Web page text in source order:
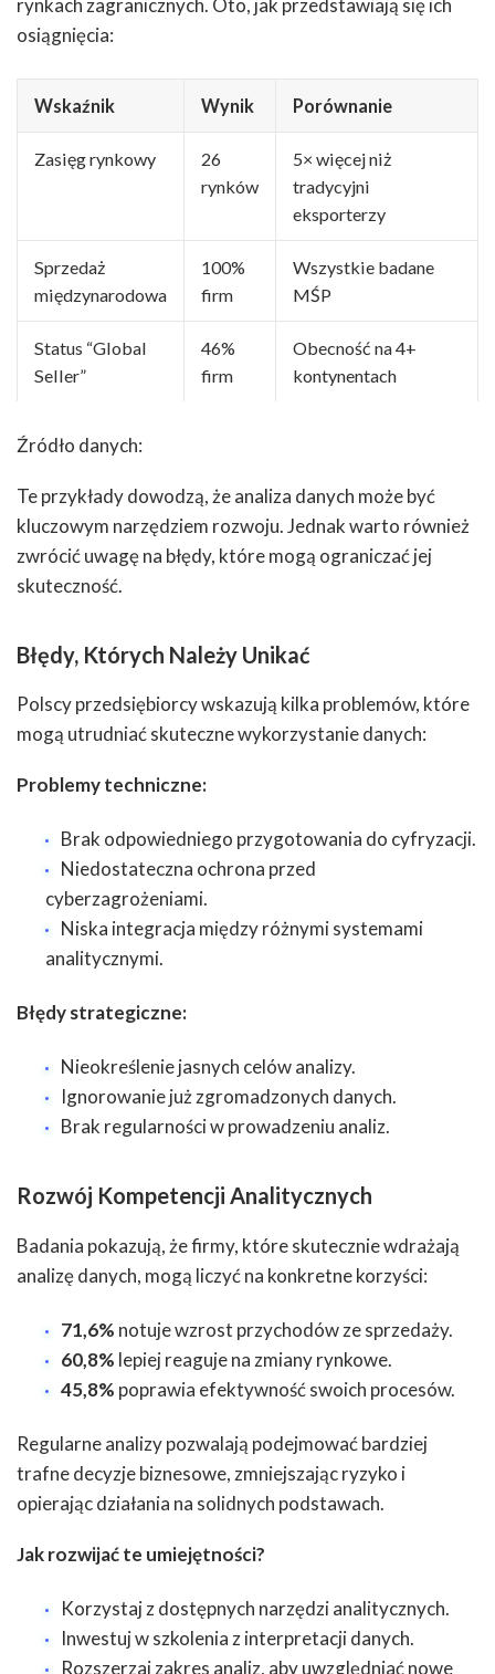
rynkach zagranicznych. Oto, jak przedstawiają się ich
osiągnięcia:
Wskaźnik Wynik Porównanie
Zasięg rynkowy
26
rynków
5× więcej niż
tradycyjni
eksporterzy
Sprzedaż
międzynarodowa
100%
firm
Wszystkie badane
MŚP
Status “Global
Seller”
46%
firm
Obecność na 4+
kontynentach
Źródło danych:
Te przykłady dowodzą, że analiza danych może być
kluczowym narzędziem rozwoju. Jednak warto również
zwrócić uwagę na błędy, które mogą ograniczać jej
skuteczność.
Błędy, Których Należy Unikać
Polscy przedsiębiorcy wskazują kilka problemów, które
mogą utrudniać skuteczne wykorzystanie danych:
Problemy techniczne:
Brak odpowiedniego przygotowania do cyfryzacji.
Niedostateczna ochrona przed
cyberzagrożeniami.
Niska integracja między różnymi systemami
analitycznymi.
Błędy strategiczne:
Nieokreślenie jasnych celów analizy.
Ignorowanie już zgromadzonych danych.
Brak regularności w prowadzeniu analiz.
Rozwój Kompetencji Analitycznych
Badania pokazują, że firmy, które skutecznie wdrażają
analizę danych, mogą liczyć na konkretne korzyści:
71,6% notuje wzrost przychodów ze sprzedaży.
60,8% lepiej reaguje na zmiany rynkowe.
45,8% poprawia efektywność swoich procesów.
Regularne analizy pozwalają podejmować bardziej
trafne decyzje biznesowe, zmniejszając ryzyko i
opierając działania na solidnych podstawach.
Jak rozwijać te umiejętności?
Korzystaj z dostępnych narzędzi analitycznych.
Inwestuj w szkolenia z interpretacji danych.
Rozszerzaj zakres analiz, aby uwzględniać nowe